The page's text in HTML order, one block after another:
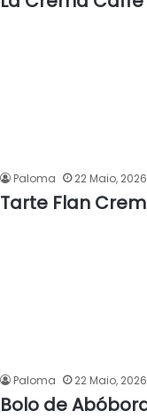
Paloma 22 Maio, 2026
Tarte Flan
Paloma 22 Maio, 2026
Bolo de